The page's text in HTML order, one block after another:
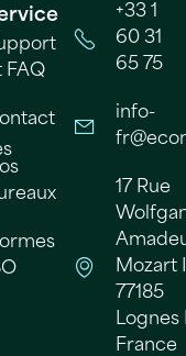
FAQ
+33 1
60 31
65 75
info-
17 Rue
Mozart
77185
Lognes
France